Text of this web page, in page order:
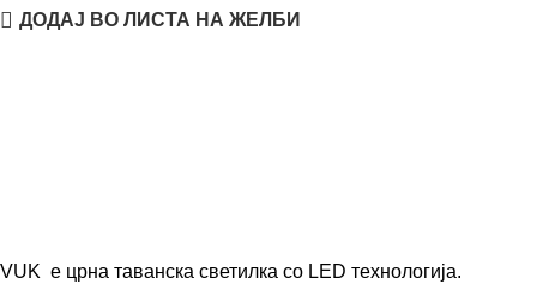
ДОДАЈ ВО ЛИСТА НА ЖЕЛБИ
VUK е црна таванска светилка со LED технологија.